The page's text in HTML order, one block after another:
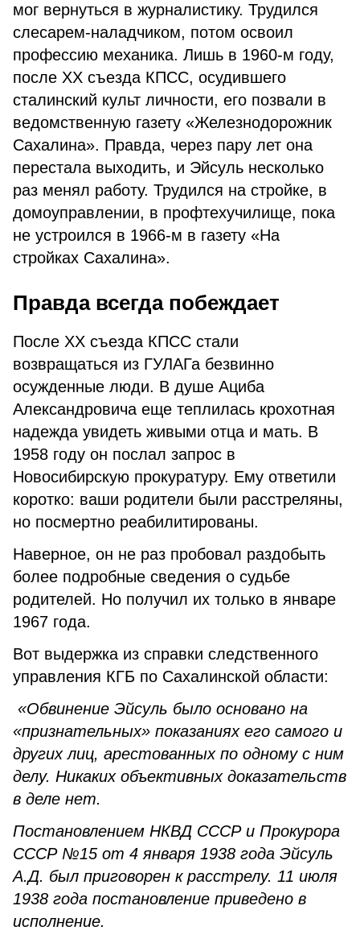
мог вернуться в журналистику. Трудился
слесарем-наладчиком, потом освоил
профессию механика. Лишь в 1960-м году,
после XX съезда КПСС, осудившего
сталинский культ личности, его позвали в
ведомственную газету «Железнодорожник
Сахалина». Правда, через пару лет она
перестала выходить, и Эйсуль несколько
раз менял работу. Трудился на стройке, в
домоуправлении, в профтехучилище, пока
не устроился в 1966-м в газету «На
стройках Сахалина».
Правда всегда побеждает
После XX съезда КПСС стали
возвращаться из ГУЛАГа безвинно
осужденные люди. В душе Ациба
Александровича еще теплилась крохотная
надежда увидеть живыми отца и мать. В
1958 году он послал запрос в
Новосибирскую прокуратуру. Ему ответили
коротко: ваши родители были расстреляны,
но посмертно реабилитированы.
Наверное, он не раз пробовал раздобыть
более подробные сведения о судьбе
родителей. Но получил их только в январе
1967 года.
Вот выдержка из справки следственного
управления КГБ по Сахалинской области:
«Обвинение Эйсуль было основано на
«признательных» показаниях его самого и
других лиц, арестованных по одному с ним
делу. Никаких объективных доказательств
в деле нет.
Постановлением НКВД СССР и Прокурора
СССР №15 от 4 января 1938 года Эйсуль
А.Д. был приговорен к расстрелу. 11 июля
1938 года постановление приведено в
исполнение.